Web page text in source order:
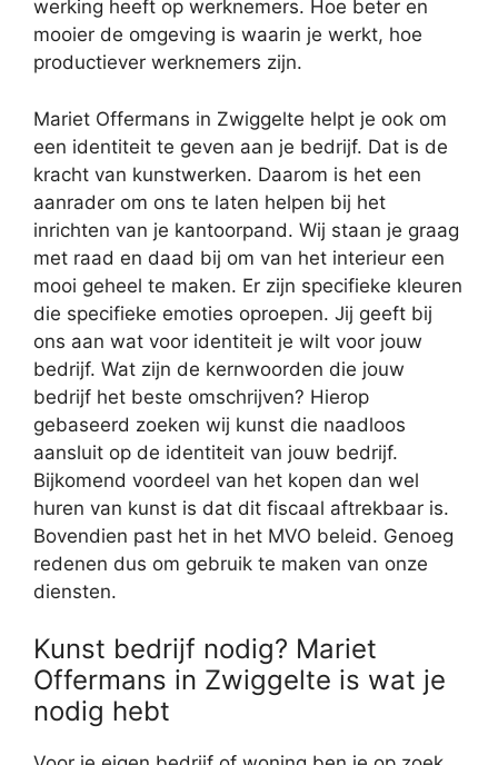
werking heeft op werknemers. Hoe beter en
mooier de omgeving is waarin je werkt, hoe
productiever werknemers zijn.
Mariet Offermans in Zwiggelte helpt je ook om
een identiteit te geven aan je bedrijf. Dat is de
kracht van kunstwerken. Daarom is het een
aanrader om ons te laten helpen bij het
inrichten van je kantoorpand. Wij staan je graag
met raad en daad bij om van het interieur een
mooi geheel te maken. Er zijn specifieke kleuren
die specifieke emoties oproepen. Jij geeft bij
ons aan wat voor identiteit je wilt voor jouw
bedrijf. Wat zijn de kernwoorden die jouw
bedrijf het beste omschrijven? Hierop
gebaseerd zoeken wij kunst die naadloos
aansluit op de identiteit van jouw bedrijf.
Bijkomend voordeel van het kopen dan wel
huren van kunst is dat dit fiscaal aftrekbaar is.
Bovendien past het in het MVO beleid. Genoeg
redenen dus om gebruik te maken van onze
diensten.
Kunst bedrijf nodig? Mariet
Offermans in Zwiggelte is wat je
nodig hebt